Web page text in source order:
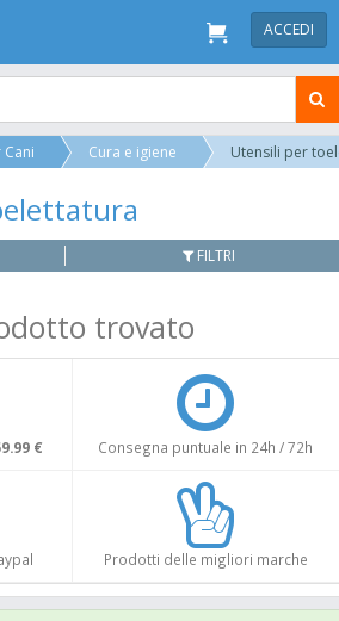
ACCEDI
Cura e igiene Utensili per
FILTRI
trovato
€ Consegna puntuale in 24h / 72h
Prodotti delle migliori marche